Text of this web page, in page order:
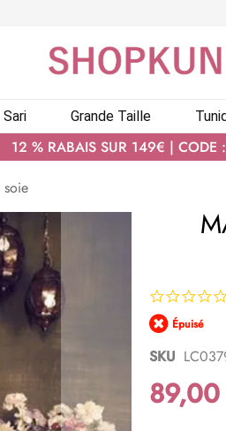
Sari Grande Taille
12 % RABAIS SUR 149€ | CODE
Épuisé
SKU